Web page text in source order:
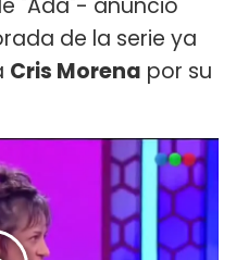
de la serie ya
Cris Morena por su